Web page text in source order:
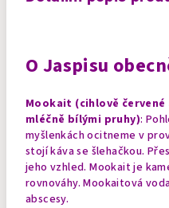
O Jaspisu
Mookait (cihlově
mléčně bílými pruhy):
myšlenkách ocitneme v
stojí káva se šlehačkou.
jeho vzhled. Mookait je
rovnováhy. Mookaitová
abscesy.